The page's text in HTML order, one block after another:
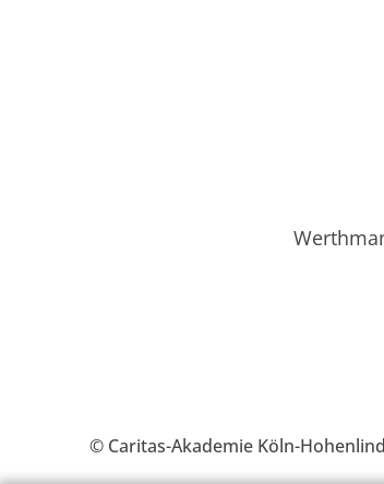
© Caritas-Akademie Köln-Hohenlind